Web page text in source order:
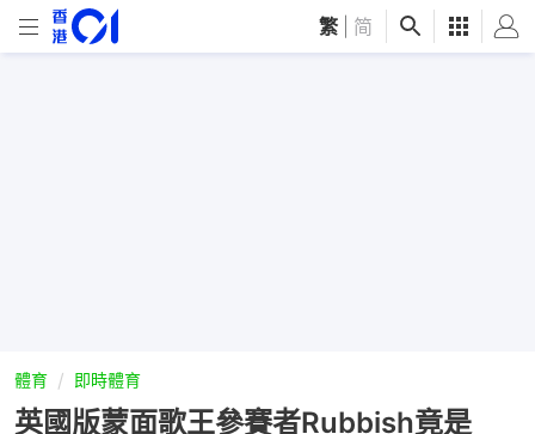
繁 简
體育 即時體育
英國版蒙面歌王參賽者Rubbish竟是